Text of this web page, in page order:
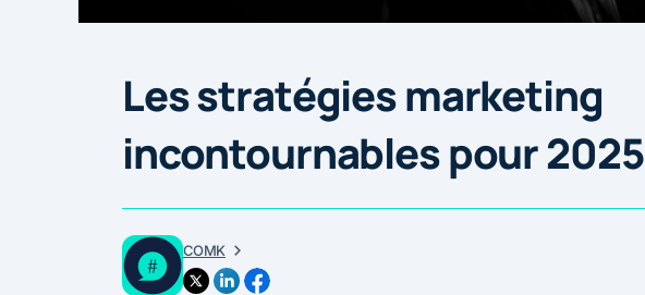
Les stratégies marketing
incontournables pour 2025
COMK